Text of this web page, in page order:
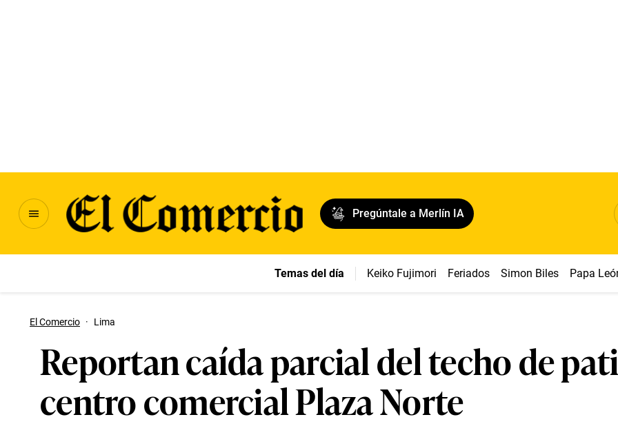
Pregúntale a Merlín IA
Temas del día Keiko Fujimori Feriados Simon Biles Papa
El Comercio · Lima
Reportan caída parcial del techo de
centro comercial Plaza Norte